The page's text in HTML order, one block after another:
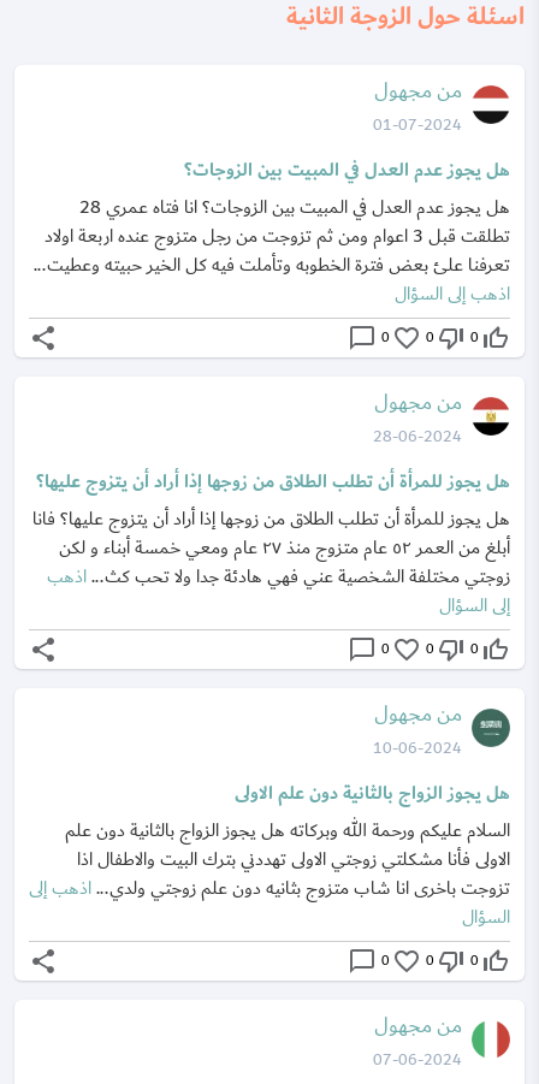
اسئلة حول الزوجة الثانية
من مجهول
01-07-2024
هل يجوز عدم العدل في المبيت بين الزوجات؟
هل يجوز عدم العدل في المبيت بين الزوجات؟ انا فتاه عمري 28
تطلقت قبل 3 اعوام ومن ثم تزوجت من رجل متزوج عنده اربعة اولاد
تعرفنا علئ بعض فترة الخطوبه وتأملت فيه كل الخير حبيته وعطيت...
اذهب إلى السؤال
thumb_up_off_alt
0
thumb_down_off_alt
0
favorite_border
0
chat_bubble_outline
share
من مجهول
28-06-2024
هل يجوز للمرأة أن تطلب الطلاق من زوجها إذا أراد أن يتزوج عليها؟
هل يجوز للمرأة أن تطلب الطلاق من زوجها إذا أراد أن يتزوج عليها؟ فانا
أبلغ من العمر ٥٢ عام متزوج منذ ٢٧ عام ومعي خمسة أبناء و لكن
زوجتي مختلفة الشخصية عني فهي هادئة جدا ولا تحب كث...اذهب
إلى السؤال
thumb_up_off_alt
0
thumb_down_off_alt
0
favorite_border
0
chat_bubble_outline
share
من مجهول
10-06-2024
هل يجوز الزواج بالثانية دون علم الاولى
السلام عليكم ورحمة الله وبركاته هل يجوز الزواج بالثانية دون علم
الاولى فأنا مشكلتي زوجتي الاولى تهددني بترك البيت والاطفال اذا
تزوجت باخرى انا شاب متزوج بثانيه دون علم زوجتي ولدي...اذهب إلى
السؤال
thumb_up_off_alt
0
thumb_down_off_alt
0
favorite_border
0
chat_bubble_outline
share
من مجهول
07-06-2024